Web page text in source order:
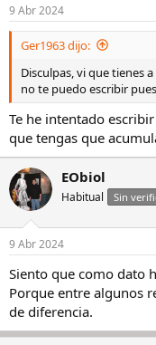
9 Abr 2024
Ger1963 dijo:
Disculpas, vi que tienes
no te puedo escribir
Te he intentado
que tengas que
EObiol
Habitual Sin
9 Abr 2024
Siento que como dato
Porque entre algunos
de diferencia.